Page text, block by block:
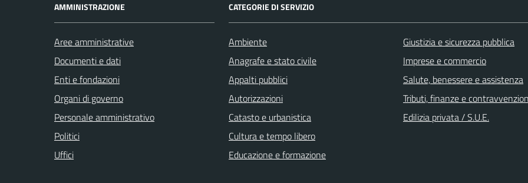
AMMINISTRAZIONE
Aree amministrative
Documenti e dati
Enti e fondazioni
Organi di governo
Personale amministrativo
Politici
Uffici
CATEGORIE DI SERVIZIO
Ambiente
Anagrafe e stato civile
Appalti pubblici
Autorizzazioni
Catasto e urbanistica
Cultura e tempo libero
Educazione e formazione
Giustizia e sicurezza pubblica
Imprese e commercio
Salute, benessere e assistenza
Tributi, finanze e
Edilizia privata / S.U.E.